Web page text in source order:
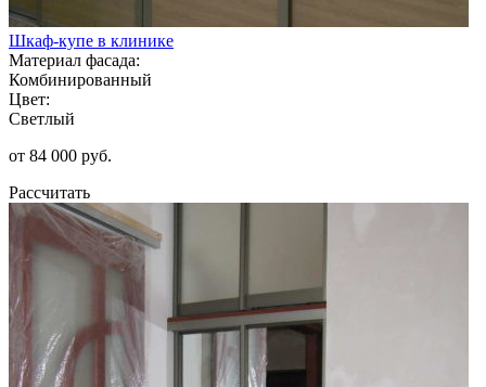
Шкаф-купе в клинике
Материал фасада:
Комбинированный
Цвет:
Светлый
от 84 000 руб.
Рассчитать